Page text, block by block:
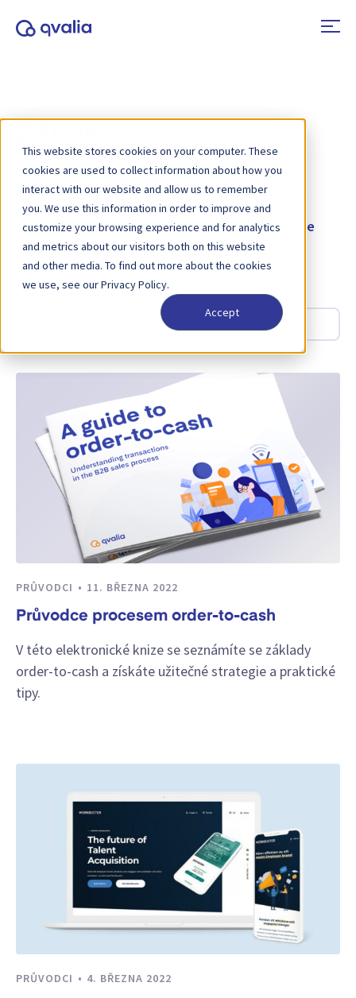
This website stores cookies on your computer. These
cookies are used to collect information about how you
interact with our website and allow us to remember
you. We use this information in order to improve and
customize your browsing experience and for analytics
and metrics about our visitors both on this website
and other media. To find out more about the cookies
we use, see our Privacy Policy.
Accept
Všechny typy
Případové studie
Průvodci
Nástroje
Webináře
Bílé knihy
PRŮVODCI 11. BŘEZNA 2022
Průvodce procesem order-to-cash
V této elektronické knize se seznámíte se základy
order-to-cash a získáte užitečné strategie a praktické
tipy.
PRŮVODCI 4. BŘEZNA 2022